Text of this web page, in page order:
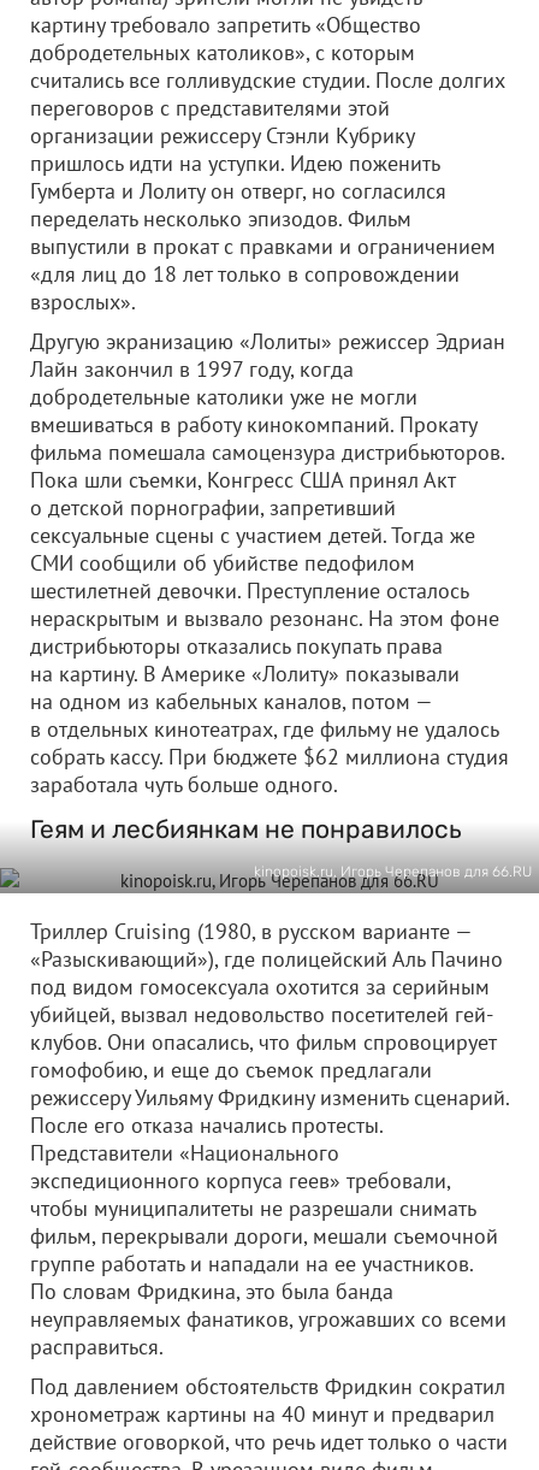
картину требовало запретить «Общество
добродетельных католиков», с которым
считались все голливудские студии. После долгих
переговоров с представителями этой
организации режиссеру Стэнли Кубрику
пришлось идти на уступки. Идею поженить
Гумберта и Лолиту он отверг, но согласился
переделать несколько эпизодов. Фильм
выпустили в прокат с правками и ограничением
«для лиц до 18 лет только в сопровождении
взрослых».
Другую экранизацию «Лолиты» режиссер Эдриан
Лайн закончил в 1997 году, когда
добродетельные католики уже не могли
вмешиваться в работу кинокомпаний. Прокату
фильма помешала самоцензура дистрибьюторов.
Пока шли съемки, Конгресс США принял Акт
о детской порнографии, запретивший
сексуальные сцены с участием детей. Тогда же
СМИ сообщили об убийстве педофилом
шестилетней девочки. Преступление осталось
нераскрытым и вызвало резонанс. На этом фоне
дистрибьюторы отказались покупать права
на картину. В Америке «Лолиту» показывали
на одном из кабельных каналов, потом —
в отдельных кинотеатрах, где фильму не удалось
собрать кассу. При бюджете $62 миллиона студия
заработала чуть больше одного.
Геям и лесбиянкам не понравилось
kinopoisk.ru, Игорь Черепанов для 66.RU
Триллер Сruising (1980, в русском варианте —
«Разыскивающий»), где полицейский Аль Пачино
под видом гомосексуала охотится за серийным
убийцей, вызвал недовольство посетителей гей-
клубов. Они опасались, что фильм спровоцирует
гомофобию, и еще до съемок предлагали
режиссеру Уильяму Фридкину изменить сценарий.
После его отказа начались протесты.
Представители «Национального
экспедиционного корпуса геев» требовали,
чтобы муниципалитеты не разрешали снимать
фильм, перекрывали дороги, мешали съемочной
группе работать и нападали на ее участников.
По словам Фридкина, это была банда
неуправляемых фанатиков, угрожавших со всеми
расправиться.
Под давлением обстоятельств Фридкин сократил
хронометраж картины на 40 минут и предварил
действие оговоркой, что речь идет только о части